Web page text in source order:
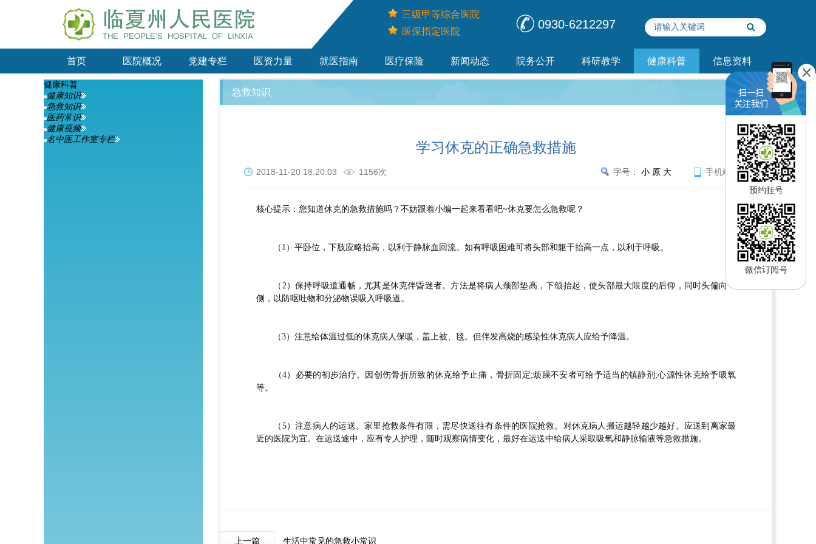
三级甲等综合医院
医保指定医院
0930-6212297
首页 医院概况 党建专栏 医资力量 就医指南 医疗保险 新闻动态 院务公开 科研教学 健康科普 信息资料
健康科普
健康知识
急救知识
医药常识
健康视频
名中医工作室专栏
急救知识
学习休克的正确急救措施
2018-11-20 18:20:03 1156次 手机端浏览
字号： 小 原 大
核心提示：您知道休克的急救措施吗？不妨跟着小编一起来看看吧~休克要怎么急救呢？
（1）平卧位，下肢应略抬高，以利于静脉血回流。如有呼吸困难可将头部和躯干抬高一点，以利于呼吸。
（2）保持呼吸道通畅，尤其是休克伴昏迷者。方法是将病人颈部垫高，下颌抬起，使头部最大限度的后仰，同时头偏向一
侧，以防呕吐物和分泌物误吸入呼吸道。
（3）注意给体温过低的休克病人保暖，盖上被、毯。但伴发高烧的感染性休克病人应给予降温。
（4）必要的初步治疗。因创伤骨折所致的休克给予止痛，骨折固定;烦躁不安者可给予适当的镇静剂;心源性休克给予吸氧
等。
（5）注意病人的运送。家里抢救条件有限，需尽快送往有条件的医院抢救。对休克病人搬运越轻越少越好。应送到离家最
近的医院为宜。在运送途中，应有专人护理，随时观察病情变化，最好在运送中给病人采取吸氧和静脉输液等急救措施。
上一篇 生活中常见的急救小常识
预约挂号
微信订阅号